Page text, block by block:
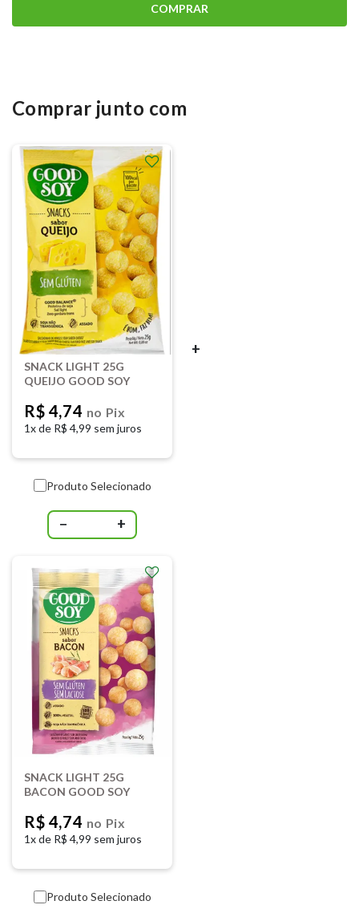
COMPRAR
Comprar junto com
SNACK LIGHT 25G
QUEIJO GOOD SOY
R$ 4,74 no Pix
1x de R$ 4,99 sem juros
Produto Selecionado
− +
+
SNACK LIGHT 25G
BACON GOOD SOY
R$ 4,74 no Pix
1x de R$ 4,99 sem juros
Produto Selecionado